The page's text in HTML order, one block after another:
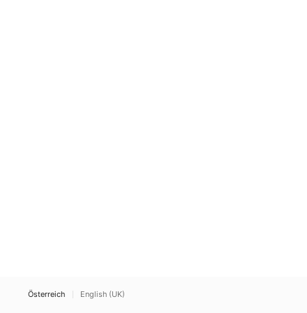
Österreich English (UK)